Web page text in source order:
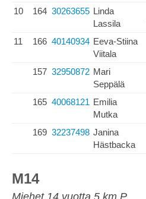
10 164 30263655 Linda
Lassila
11 166 40140934 Eeva-Stiina
Viitala
157 32950872 Mari
Seppälä
165 40068121 Emilia
Mutka
169 32237498 Janina
Hästbacka
M14
Miehet 14 vuotta 5 km P